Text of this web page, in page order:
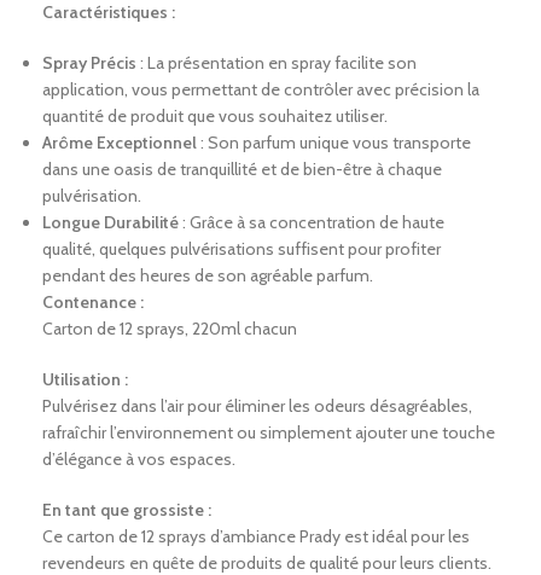
Caractéristiques :
Spray Précis : La présentation en spray facilite son
application, vous permettant de contrôler avec précision la
quantité de produit que vous souhaitez utiliser.
Arôme Exceptionnel: Son parfum unique vous transporte
dans une oasis de tranquillité et de bien-être à chaque
pulvérisation.
Longue Durabilité: Grâce à sa concentration de haute
qualité, quelques pulvérisations suffisent pour profiter
pendant des heures de son agréable parfum.
Contenance :
Carton de 12 sprays, 220ml chacun
Utilisation :
Pulvérisez dans l’air pour éliminer les odeurs désagréables,
rafraîchir l’environnement ou simplement ajouter une touche
d’élégance à vos espaces.
En tant que grossiste :
Ce carton de 12 sprays d’ambiance Prady est idéal pour les
revendeurs en quête de produits de qualité pour leurs clients.